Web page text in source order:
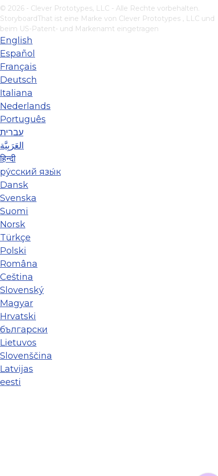
© 2026 - Clever Prototypes, LLC - Alle Rechte vorbehalten.
StoryboardThat ist eine Marke von Clever Prototypes , LLC und
beim US-Patent- und Markenamt eingetragen
English
Español
Français
Deutsch
Italiana
Nederlands
Português
עברית
العَرَبِيَّة
हिन्दी
ру́сский язы́к
Dansk
Svenska
Suomi
Norsk
Türkçe
Polski
Româna
Ceština
Slovenský
Magyar
Hrvatski
български
Lietuvos
Slovenščina
Latvijas
eesti